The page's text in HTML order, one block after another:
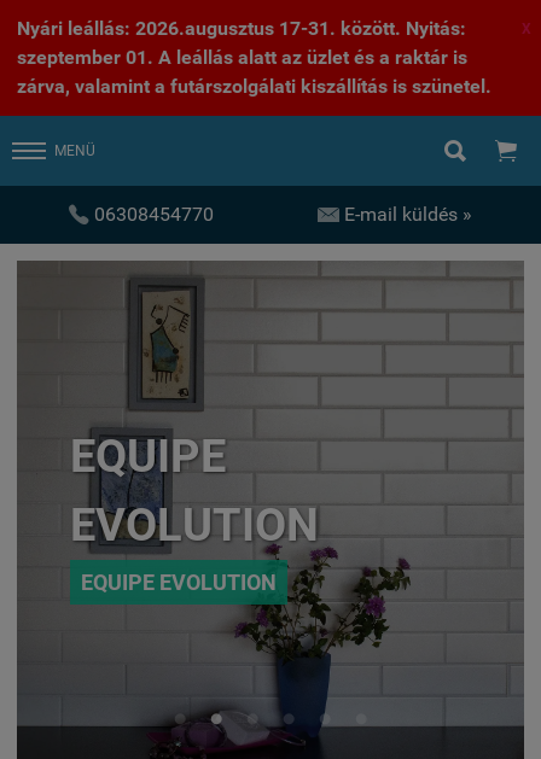
Nyári leállás: 2026.augusztus 17-31. között. Nyitás:
szeptember 01. A leállás alatt az üzlet és a raktár is
zárva, valamint a futárszolgálati kiszállítás is szünetel.
X
MENÜ  
 06308454770  E-mail küldés »
EQUIPE
EVOLUTION
EQUIPE EVOLUTION